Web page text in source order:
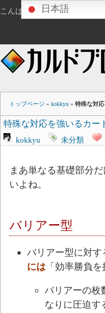
こんばんは ゲスト さん
トップページ » kokkyu » 特殊な対
特殊な対応を強いるカー
kokkyu
未分類
まあ単なる基礎部分
いよね。
バリアー型
バリアー型に対
には 「効率勝負
バリアーの枚
なりに圧迫す
日本語